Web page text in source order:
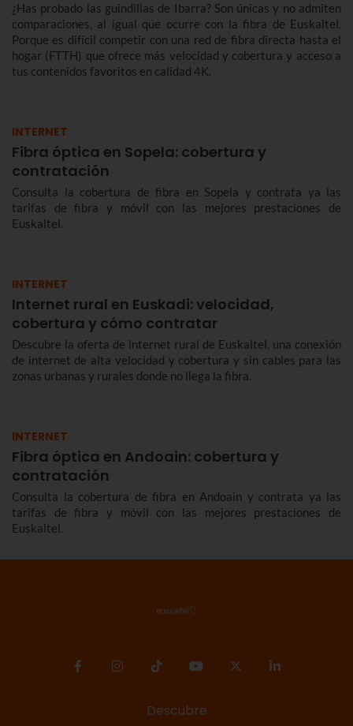
¿Has probado las guindillas de Ibarra? Son únicas y no admiten
comparaciones, al igual que ocurre con la fibra de Euskaltel.
Porque es difícil competir con una red de fibra directa hasta el
hogar (FTTH) que ofrece más velocidad y cobertura y acceso a
tus contenidos favoritos en calidad 4K.
INTERNET
Fibra óptica en Sopela: cobertura y
contratación
Consulta la cobertura de fibra en Sopela y contrata ya las
tarifas de fibra y móvil con las mejores prestaciones de
Euskaltel.
INTERNET
Internet rural en Euskadi: velocidad,
cobertura y cómo contratar
Descubre la oferta de internet rural de Euskaltel, una conexión
de internet de alta velocidad y cobertura y sin cables para las
zonas urbanas y rurales donde no llega la fibra.
INTERNET
Fibra óptica en Andoain: cobertura y
contratación
Consulta la cobertura de fibra en Andoain y contrata ya las
tarifas de fibra y móvil con las mejores prestaciones de
Euskaltel.
Descubre